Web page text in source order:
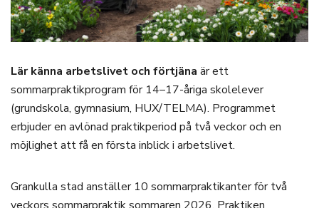
Lär känna arbetslivet och förtjäna är ett
sommarpraktikprogram för 14–17-åriga skolelever
(grundskola, gymnasium, HUX/TELMA). Programmet
erbjuder en avlönad praktikperiod på två veckor och en
möjlighet att få en första inblick i arbetslivet.
Grankulla stad anställer 10 sommarpraktikanter för två
veckors sommarpraktik sommaren 2026. Praktiken